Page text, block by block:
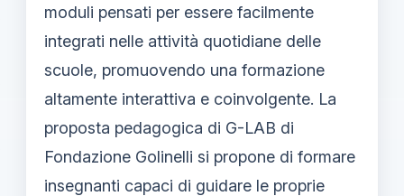
moduli pensati per essere facilmente
integrati nelle attività quotidiane delle
scuole, promuovendo una formazione
altamente interattiva e coinvolgente. La
proposta pedagogica di G-LAB di
Fondazione Golinelli si propone di formare
insegnanti capaci di guidare le proprie